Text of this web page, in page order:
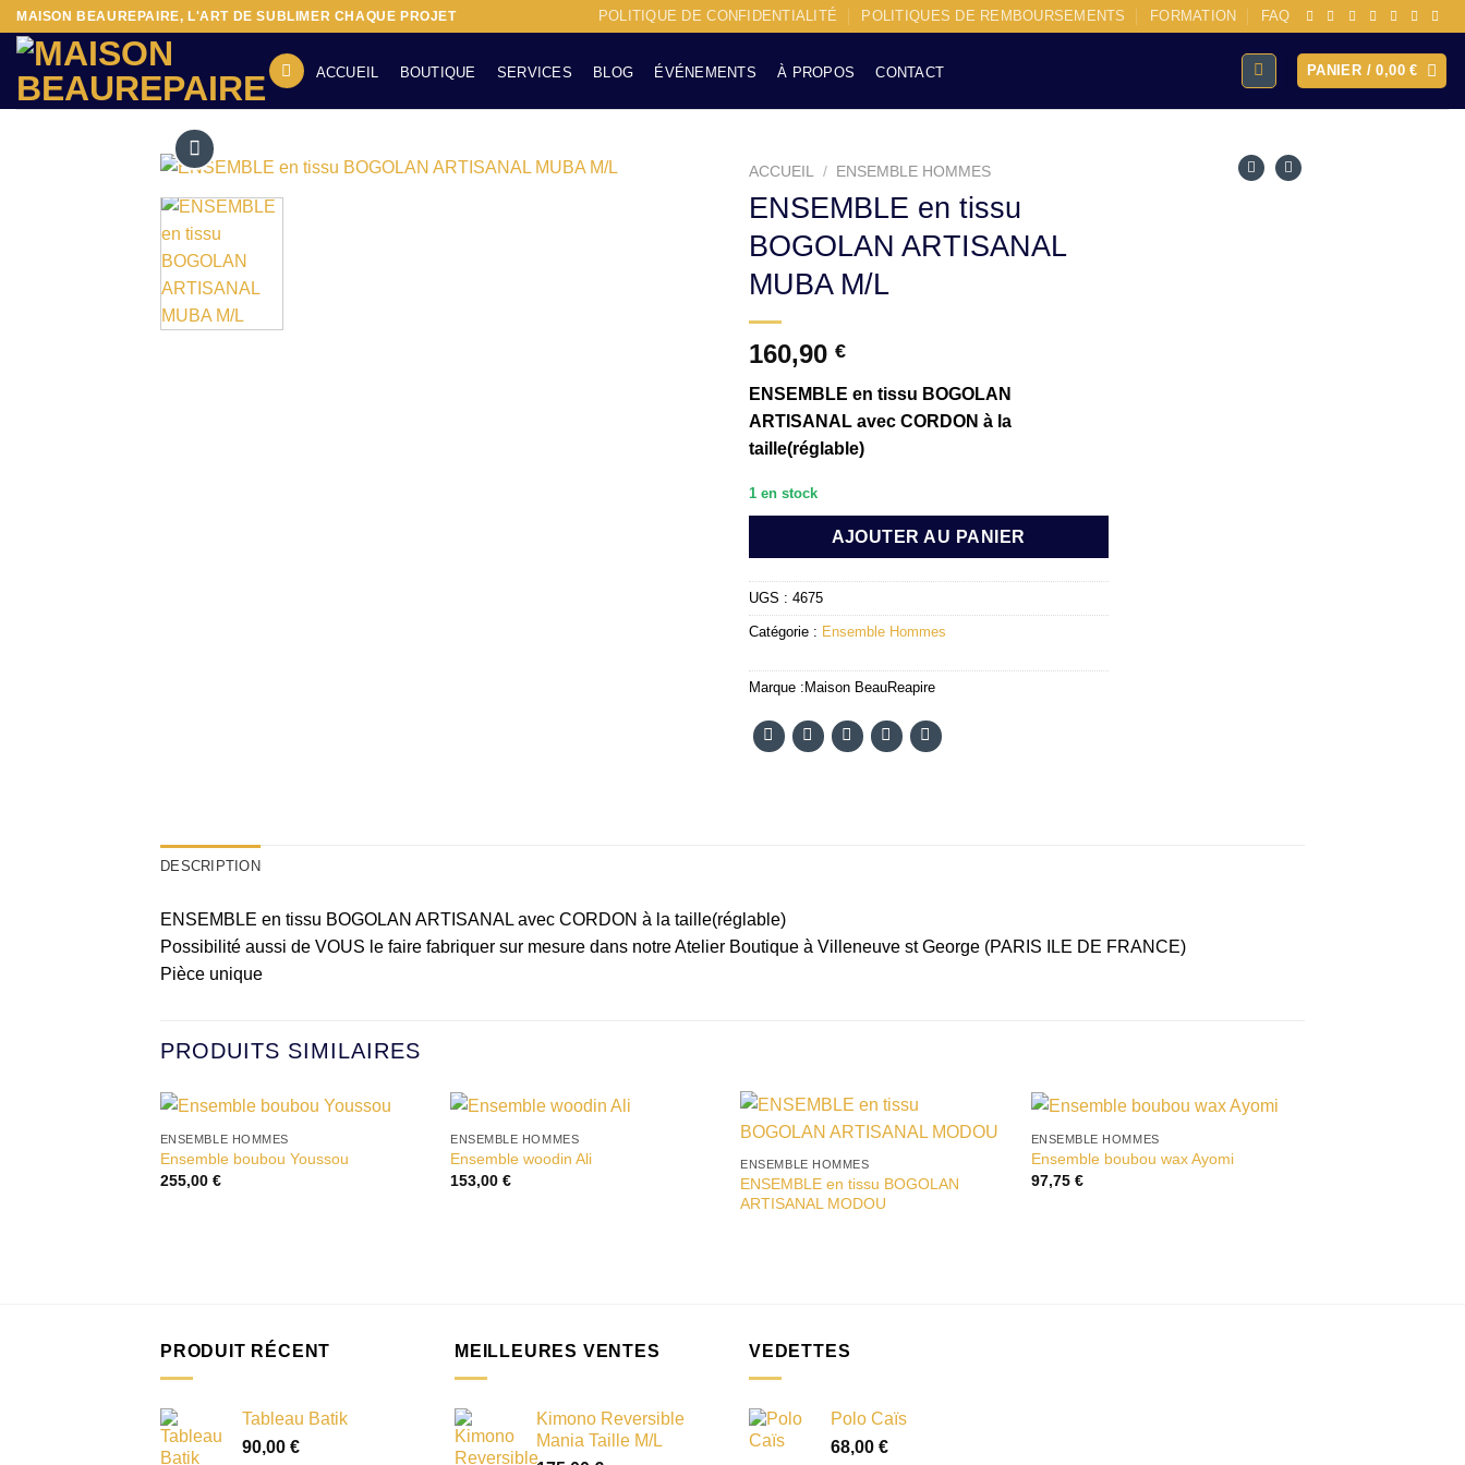
Passer
au
contenu
MAISON BEAUREPAIRE, L'ART DE SUBLIMER CHAQUE PROJET POLITIQUE DE CONFIDENTIALITÉ POLITIQUES DE REMBOURSEMENTS FORMATION FAQ
ACCUEIL BOUTIQUE SERVICES BLOG ÉVÉNEMENTS À PROPOS CONTACT PANIER /0,00€
ACCUEIL / ENSEMBLE HOMMES
ENSEMBLE en tissu
BOGOLAN ARTISANAL
MUBA M/L
160,90 €
ENSEMBLE en tissu BOGOLAN
ARTISANAL avec CORDON à la
taille(réglable)
1 en stock
AJOUTER AU PANIER
UGS : 4675
Catégorie : Ensemble Hommes
Marque : Maison BeauReapire
DESCRIPTION
ENSEMBLE en tissu BOGOLAN ARTISANAL avec CORDON à la taille(réglable)
Possibilité aussi de VOUS le faire fabriquer sur mesure dans notre Atelier Boutique à Villeneuve st George (PARIS ILE DE FRANCE)
Pièce unique
PRODUITS SIMILAIRES
ENSEMBLE HOMMES
Ensemble boubou Youssou
255,00 €
ENSEMBLE HOMMES
Ensemble woodin Ali
153,00€ Ajouter à la liste d’envies
ENSEMBLE HOMMES
ENSEMBLE en tissu BOGOLAN
ARTISANAL MODOU
ENSEMBLE HOMMES
Ensemble boubou wax Ayomi
97,75 €
PRODUIT RÉCENT
Tableau Batik
90,00 €
MEILLEURES VENTES
Kimono Reversible
Mania Taille M/L
VEDETTES
Polo Caïs
68,00 €